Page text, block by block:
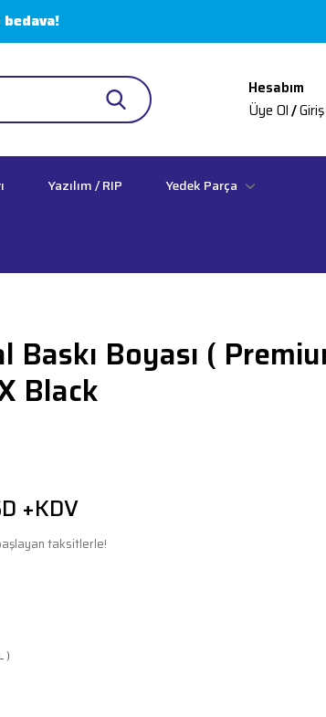
Hesabım
Üye Ol/
Yazılım / RIP Yedek Parça
Baskı Boyası (
Black
+KDV
taksitlerle!
)